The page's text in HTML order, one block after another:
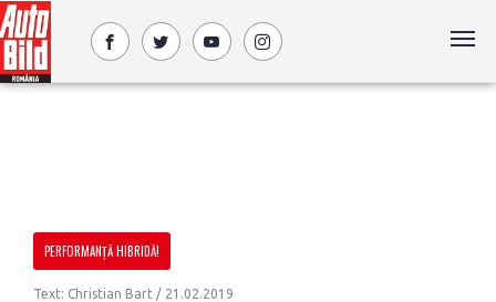
PERFORMANȚĂ HIBRIDĂ!
Text: Christian Bart / 21.02.2019